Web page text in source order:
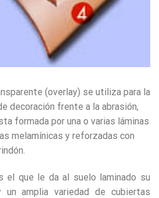
(overlay) se utiliza para la
decoración frente a la abrasión,
formada por una o varias láminas
melamínicas y reforzadas con
el que le da al suelo laminado su
un amplia variedad de cubiertas